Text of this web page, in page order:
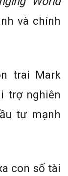
và chính
trai Mark
trợ nghiên
tư mạnh
con số tài